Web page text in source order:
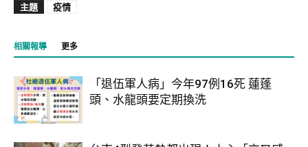
主題 疫情
相關報導 更多
「退伍軍人病」今年97例16死 蓮蓬
頭、水龍頭要定期換洗